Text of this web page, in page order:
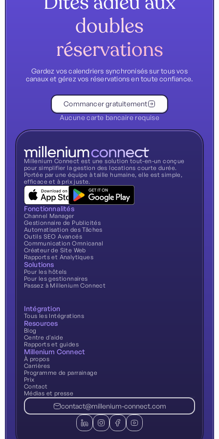
doubles
réservations
Gardez vos calendriers synchronisés sur tous vos
canaux et gérez vos réservations en toute confiance.
Commancer gratuitement
Aucune carte bancaire requise
Millenium Connect est une solution tout-en-un conçue
pour simplifier la gestion des locations courte durée.
Portée par une équipe à taille humaine, elle est simple,
efficace et à prix juste.
Fonctionnalités
Channel Manager
Gestionnaire de Publicités
Automatisation des Tâches
Outils SEO Avancés
Communication Omnicanal
Créateur de Site Web
Rapports et Analytiques
Solutions
Pour les hôtels
Pour les gestionnaires
Passez à Millenium Connect
Intégration
Tous les Intégrations
Resources
Blog
Centre d'aide
Rapports et guides
Millenium Connect
À propos
Carrières
Programme de parrainage
Prix
Contact
Médias et presse
contact@millenium-connect.com